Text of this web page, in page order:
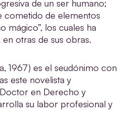
de un ser humano;
cometido de elementos
mágico”, los cuales ha
en otras de sus obras.
1967) es el seudónimo con
este novelista y
en Derecho y
su labor profesional y